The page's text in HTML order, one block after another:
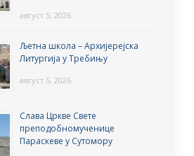
август 5, 2026
Љетна школа – Архијерејска
Литургија у Требињу
август 5, 2026
Слава Цркве Свете
преподобномученице
Параскеве у Сутомору